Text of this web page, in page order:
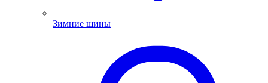
Зимние шины